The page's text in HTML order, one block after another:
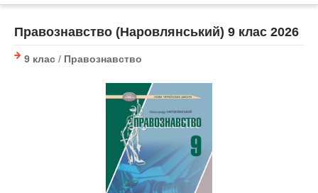
Правознавство (Наровлянський) 9 клас 2026
9 клас / Правознавство